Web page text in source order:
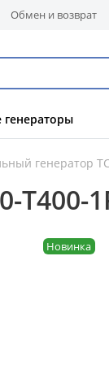
Обмен и возврат
генератор
Т400-
Новинка